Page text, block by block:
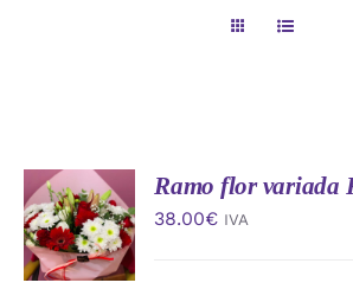
AÑADIR
AL
CARRITO
/
DETALLES
Ramo flor variada
38.00€ IVA